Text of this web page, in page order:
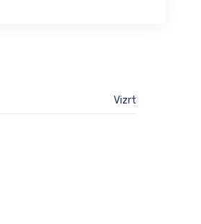
Vizrt